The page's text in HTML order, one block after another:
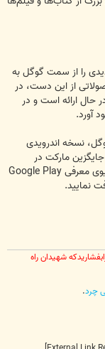
را از سمت گوگل به
از این دست، در
حال ارائه است و در
آورد.
نسخه اندرویدی
داد و جایگزین مارکت در
گوشی‌ها و تبلت‌های موجود خواهد شد. همچنین ویدیوی معرفی Google Play
نمایید.
شهیدان راه
چرد.